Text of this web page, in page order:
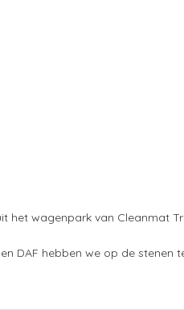
het wagenpark van Cleanmat
DAF hebben we op de stenen